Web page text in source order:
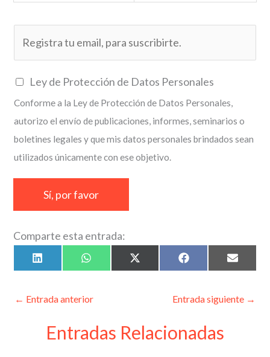
l
*
C
a
s
i
l
s
e
r
Ley de Protección de Datos Personales
Conforme a la Ley de Protección de Datos Personales,
autorizo el envío de publicaciones, informes, seminarios o
boletines legales y que mis datos personales brindados sean
utilizados únicamente con ese objetivo.
Sí, por favor
Comparte esta entrada:
Compartir
en
L
i
e
Compartir
en
W
h
s
Compartir
en
X
(
e
r
)
Compartir
en
F
a
b
en
E
m
l
← Entrada anterior Entrada siguiente →
Entradas Relacionadas